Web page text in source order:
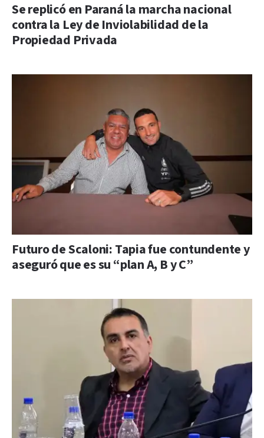
Se replicó en Paraná la marcha nacional
contra la Ley de Inviolabilidad de la
Propiedad Privada
Futuro de Scaloni: Tapia fue contundente y
aseguró que es su “plan A, B y C”